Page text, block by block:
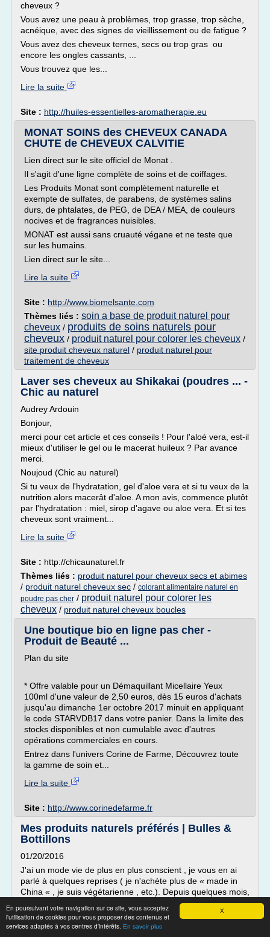
X
En poursuivant votre navigation sur ce site, vous acceptez
l'utilisation de cookies pour vous proposer des contenus et
services adaptés à vos centres d'intérêts. En savoir plus
cheveux ?
Vous avez une peau à problèmes, trop grasse, trop sèche,
acnéique, avec des signes de vieillissement ou de fatigue ?
Vous avez des cheveux ternes, secs ou trop gras ou
encore les ongles cassants, ...
Vous trouvez que les...
Lire la suite
Site : http://huiles-essentielles-aromatherapie.eu
MONAT SOINS des CHEVEUX CANADA
CHUTE de CHEVEUX CALVITIE
Lien direct sur le site officiel de Monat .
Il s'agit d'une ligne complète de soins et de coiffages.
Les Produits Monat sont complètement naturelle et
exempte de sulfates, de parabens, de systèmes salins
durs, de phtalates, de PEG, de DEA / MEA, de couleurs
nocives et de fragrances nuisibles.
MONAT est aussi sans cruauté végane et ne teste que
sur les humains.
Lien direct sur le site...
Lire la suite
Site : http://www.biomelsante.com
Thèmes liés : soin a base de produit naturel pour
cheveux / produits de soins naturels pour
cheveux / produit naturel pour colorer les cheveux /
site produit cheveux naturel / produit naturel pour
traitement de cheveux
Laver ses cheveux au Shikakai (poudres ... -
Chic au naturel
Audrey Ardouin
Bonjour,
merci pour cet article et ces conseils ! Pour l'aloé vera, est-il
mieux d'utiliser le gel ou le macerat huileux ? Par avance
merci.
Noujoud (Chic au naturel)
Si tu veux de l'hydratation, gel d'aloe vera et si tu veux de la
nutrition alors macerât d'aloe. A mon avis, commence plutôt
par l'hydratation : miel, sirop d'agave ou aloe vera. Et si tes
cheveux sont vraiment...
Lire la suite
Site : http://chicaunaturel.fr
Thèmes liés : produit naturel pour cheveux secs et abimes
/ produit naturel cheveux sec / colorant alimentaire naturel en
poudre pas cher / produit naturel pour colorer les
cheveux / produit naturel cheveux boucles
Une boutique bio en ligne pas cher -
Produit de Beauté ...
Plan du site
* Offre valable pour un Démaquillant Micellaire Yeux
100ml d'une valeur de 2,50 euros, dès 15 euros d'achats
jusqu'au dimanche 1er octobre 2017 minuit en appliquant
le code STARVDB17 dans votre panier. Dans la limite des
stocks disponibles et non cumulable avec d'autres
opérations commerciales en cours.
Entrez dans l'univers Corine de Farme, Découvrez toute
la gamme de soin et...
Lire la suite
Site : http://www.corinedefarme.fr
Mes produits naturels préférés | Bulles &
Bottillons
01/20/2016
J'ai un mode vie de plus en plus conscient , je vous en ai
parlé à quelques reprises ( je n'achète plus de « made in
China « , je suis végétarienne , etc.). Depuis quelques mois,
une autre facette de ma consommation a pris le virage : les
cosmétiques et produits de beauté.
J'ai un peu réalisé, avec horreur, la quantité de marde